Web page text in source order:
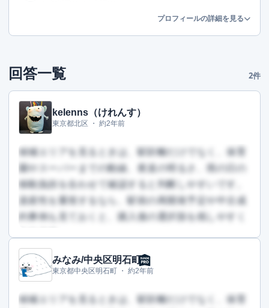
プロフィールの詳細を見る
回答一覧 2件
kelenns（けれんす）
東京都北区 ・ 約2年前
候補エリアを見るときは、駅距離だけでなく、保育
園やスーパーまでの動線、夜道の明るさ、雨の日の
移動負担を合わせて確認すると判断しやすいです。
資産性を重視するなら、駅前の再開発予定や中古成
約事例も見ておくと、購入後の選択肢を残しやすく
この回答を読むには会員登録が必要です
（文字数：375文字）
みなみ/中央区明石町
東京都中央区明石町 ・ 約2年前
候補エリアを見るときは、駅距離だけでなく、保育